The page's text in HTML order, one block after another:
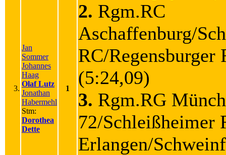
3.
Jan
Sommer
Johannes
Haag
Olaf Lutz
Jonathan
Habermehl
Stm:
Dorothea
Dette
1
2. Rgm.RC
Aschaffenburg/
RC/
(5:24,09)
3. Rgm.RG
72/Schleißheimer
Erlangen/